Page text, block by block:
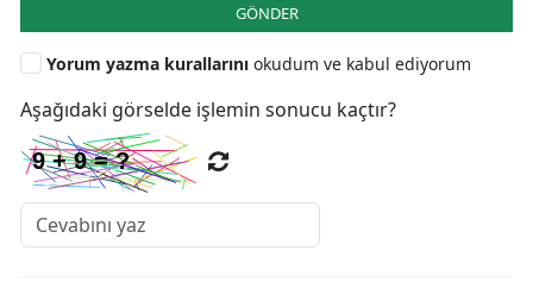
GÖNDER
Yorum yazma kurallarını okudum ve kabul ediyorum
Aşağıdaki görselde işlemin sonucu kaçtır?